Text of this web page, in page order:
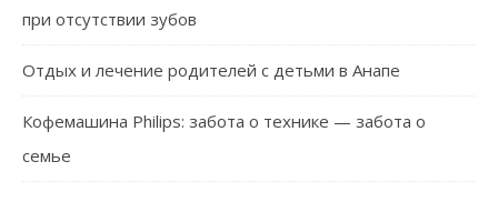
при отсутствии зубов
Отдых и лечение родителей с детьми в Анапе
Кофемашина Philips: забота о технике — забота о
семье